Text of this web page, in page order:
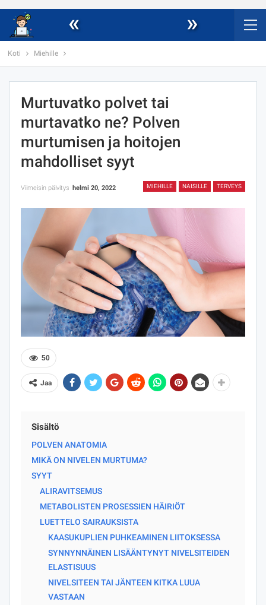
« »
Koti Miehille
Murtuvatko polvet tai
murtavatko ne? Polven
murtumisen ja hoitojen
mahdolliset syyt
MIEHILLE NAISILLE TERVEYS
Viimeisin päivitys helmi 20, 2022
50
Jaa
Sisältö
POLVEN ANATOMIA
MIKÄ ON NIVELEN MURTUMA?
SYYT
ALIRAVITSEMUS
METABOLISTEN PROSESSIEN HÄIRIÖT
LUETTELO SAIRAUKSISTA
KAASUKUPLIEN PUHKEAMINEN LIITOKSESSA
SYNNYNNÄINEN LISÄÄNTYNYT NIVELSITEIDEN
ELASTISUUS
NIVELSITEEN TAI JÄNTEEN KITKA LUUA
VASTAAN